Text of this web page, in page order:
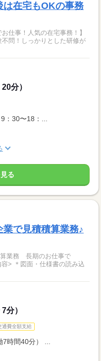
在宅もOKの事務
仕事！人気の在宅事務！】
不問！しっかりとした研修が
分）
：30〜18：...
る
で見積積算業務♪
算業務 長期のお仕事で
分）
通費全額支給
時間40分） ...